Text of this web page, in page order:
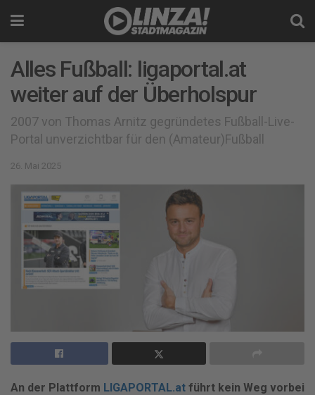
Alles Fußball: ligaportal.at
weiter auf der Überholspur
2007 von Thomas Arnitz gegründetes Fußball-Live-
Portal unverzichtbar für den (Amateur)Fußball
26. Mai 2025
An der Plattform LIGAPORTAL.at führt kein Weg vorbei